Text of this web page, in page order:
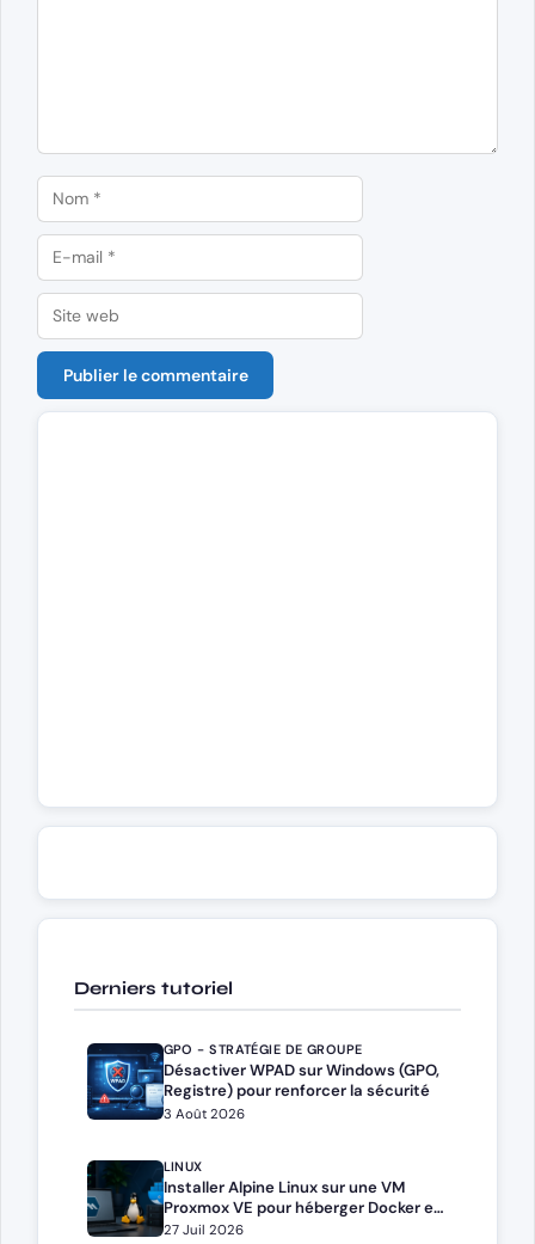
Nom
E-
mail
Site
web
Derniers tutoriel
GPO - STRATÉGIE DE GROUPE
Désactiver WPAD sur Windows (GPO,
Registre) pour renforcer la sécurité
3 Août 2026
LINUX
Installer Alpine Linux sur une VM
Proxmox VE pour héberger Docker et
Docker Compose
27 Juil 2026